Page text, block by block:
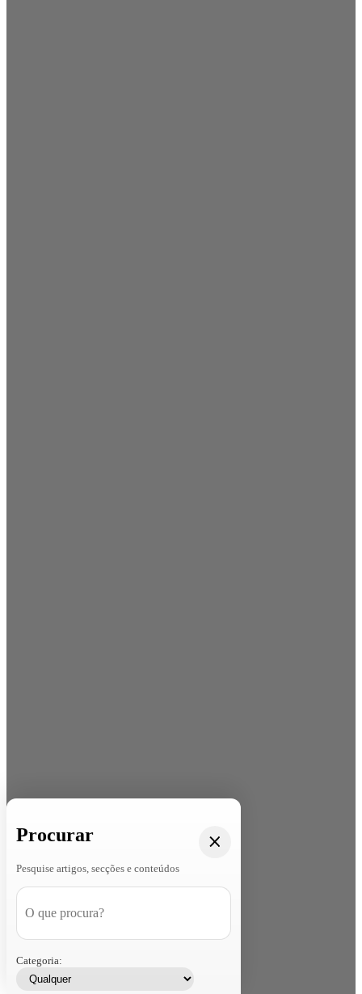
Procurar
Pesquise artigos, secções e conteúdos
Categoria: